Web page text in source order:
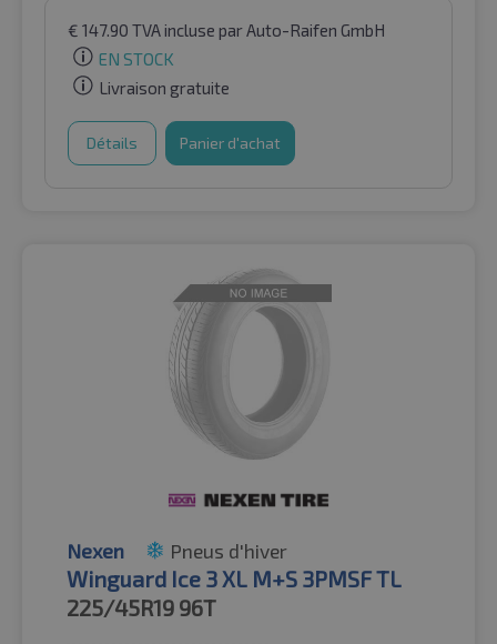
€ 147.90 TVA incluse par Auto-Raifen GmbH
EN STOCK
Livraison gratuite
Détails Panier d'achat
Nexen Pneus d'hiver
Winguard Ice 3 XL M+S 3PMSF TL
225/45R19 96T